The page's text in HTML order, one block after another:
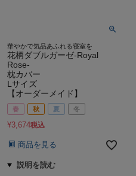
華やかで気品あふれる寝室を
花柄ダブルガーゼ-Royal
Rose-
枕カバー
Lサイズ
【オーダーメイド】
春 秋 夏 冬
¥3,674税込
商品を見る